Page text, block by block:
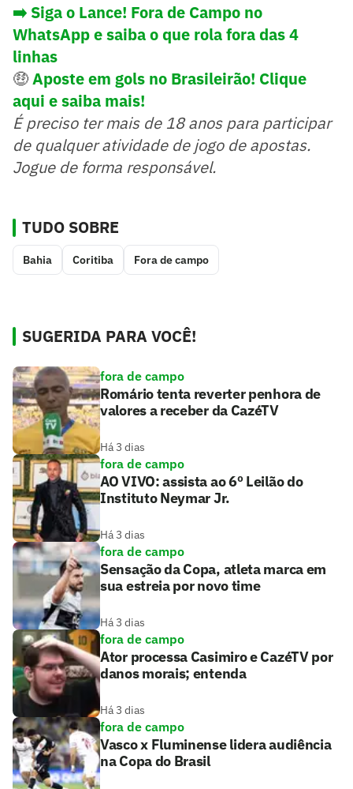
➡️ Siga o Lance! Fora de Campo no
WhatsApp e saiba o que rola fora das 4
linhas
🤑Aposte em gols no Brasileirão! Clique
aqui e saiba mais!
É preciso ter mais de 18 anos para participar
de qualquer atividade de jogo de apostas.
Jogue de forma responsável.
TUDO SOBRE
Bahia Coritiba Fora de campo
SUGERIDA PARA VOCÊ!
fora de campo
Romário tenta reverter penhora de
valores a receber da CazéTV
Há 3 dias
fora de campo
AO VIVO: assista ao 6º Leilão do
Instituto Neymar Jr.
Há 3 dias
fora de campo
Sensação da Copa, atleta marca em
sua estreia por novo time
Há 3 dias
fora de campo
Ator processa Casimiro e CazéTV por
danos morais; entenda
Há 3 dias
fora de campo
Vasco x Fluminense lidera audiência
na Copa do Brasil